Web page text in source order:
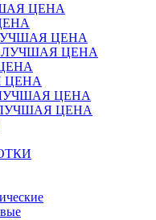
ЦЕНА
ЛУЧШАЯ ЦЕНА
ЛУЧШАЯ ЦЕНА
ЦЕНА
ЦЕНА
ЛУЧШАЯ ЦЕНА